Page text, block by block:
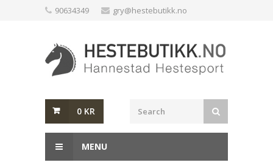
90634349 gry@hestebutikk.no
0 KR
MENU